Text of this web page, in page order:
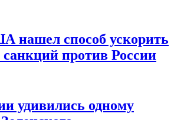
нашел способ ускорить
против России
удивились одному